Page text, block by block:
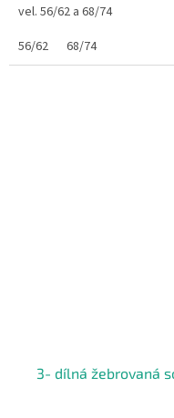
vel. 56/62 a 68/74
56/62
68/74
3- dílná žebrovaná